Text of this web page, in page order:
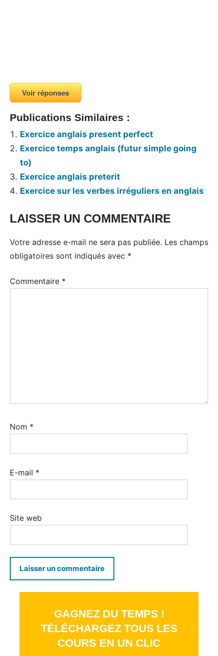
Voir réponses
Publications Similaires :
Exercice anglais present perfect
Exercice temps anglais (futur simple going
to)
Exercice anglais preterit
Exercice sur les verbes irréguliers en anglais
Tags:
LAISSER UN COMMENTAIRE
Votre adresse e-mail ne sera pas publiée. Les champs
obligatoires sont indiqués avec *
Commentaire *
Nom *
E-mail *
Site web
GAGNEZ DU TEMPS !
TÉLÉCHARGEZ TOUS LES
COURS EN UN CLIC